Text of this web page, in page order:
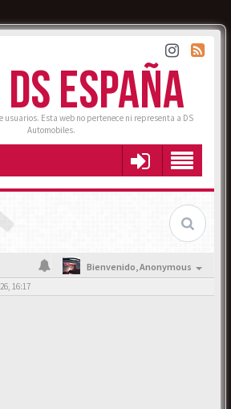
ESPAÑA
usuarios. Esta web no pertenece ni representa a DS
Automobiles.
Bienvenido,Anonymous
16:17